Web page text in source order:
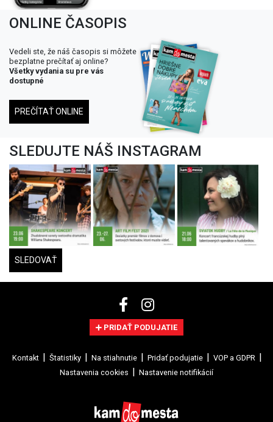
ONLINE ČASOPIS
Vedeli ste, že náš časopis si môžete
bezplatne prečítať aj online?
Všetky vydania su pre vás
dostupné
PREČÍTAŤ ONLINE
SLEDUJTE NÁŠ INSTAGRAM
SLEDOVAŤ
PRIDAŤ PODUJATIE
Kontakt Štatistiky Na stiahnutie Pridať podujatie
VOP a GDPR
Nastavenia cookies
Nastavenie notifikácií